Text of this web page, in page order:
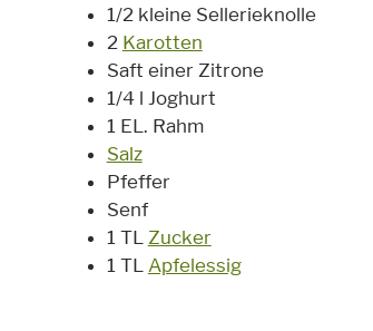
1/2 kleine Sellerieknolle
2 Karotten
Saft einer Zitrone
1/4 l Joghurt
1 EL. Rahm
Salz
Pfeffer
Senf
1 TL Zucker
1 TL Apfelessig